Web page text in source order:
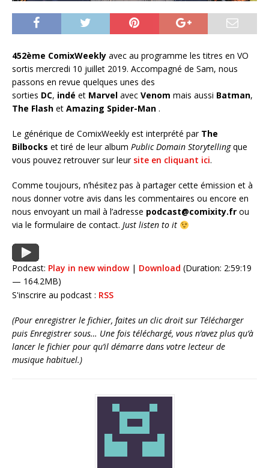
452ème ComixWeekly avec au programme les titres en VO
sortis mercredi 10 juillet 2019. Accompagné de Sam, nous
passons en revue quelques unes des
sorties DC, indé et Marvel avec Venom mais aussi Batman,
The Flash et Amazing Spider-Man .
Le générique de ComixWeekly est interprété par The
Bilbocks et tiré de leur album Public Domain Storytellingque
vous pouvez retrouver sur leursite en cliquant ici.
Comme toujours, n’hésitez pas à partager cette émission et à
nous donner votre avis dans les commentaires ou encore en
nous envoyant un mail à l’adresse podcast@comixity.fr ou
via le formulaire de contact. Just listen to it
Podcast: Play in new window| Download (Duration: 2:59:19
— 164.2MB)
S'inscrire au podcast : RSS
(Pour enregistrer le fichier, faites un clic droit sur Télécharger
puis Enregistrer sous… Une fois téléchargé, vous n’avez plus qu’à
lancer le fichier pour qu’il démarre dans votre lecteur de
musique habituel.)